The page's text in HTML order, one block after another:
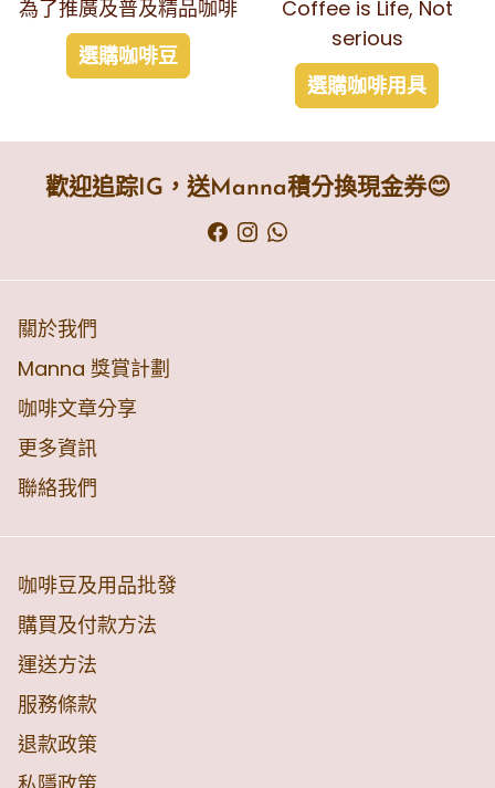
為了推廣及普及精品咖啡
選購咖啡豆
Coffee is Life, Not
serious
選購咖啡用具
歡迎追踪IG，送Manna積分換現金券😊
關於我們
Manna 獎賞計劃
咖啡文章分享
更多資訊
聯絡我們
咖啡豆及用品批發
購買及付款方法
運送方法
服務條款
退款政策